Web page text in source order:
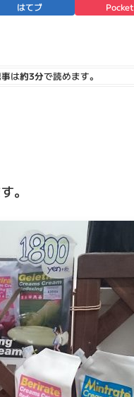
はてブ Pocket
は約3分で読めます。
。